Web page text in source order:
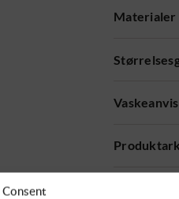
Materialer
Produktark